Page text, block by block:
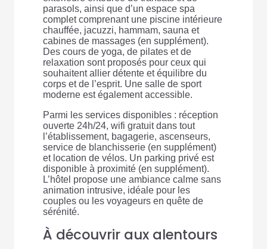
parasols, ainsi que d’un espace spa
complet comprenant une piscine intérieure
chauffée, jacuzzi, hammam, sauna et
cabines de massages (en supplément).
Des cours de yoga, de pilates et de
relaxation sont proposés pour ceux qui
souhaitent allier détente et équilibre du
corps et de l’esprit. Une salle de sport
moderne est également accessible.
Parmi les services disponibles : réception
ouverte 24h/24, wifi gratuit dans tout
l’établissement, bagagerie, ascenseurs,
service de blanchisserie (en supplément)
et location de vélos. Un parking privé est
disponible à proximité (en supplément).
L’hôtel propose une ambiance calme sans
animation intrusive, idéale pour les
couples ou les voyageurs en quête de
sérénité.
À découvrir aux alentours